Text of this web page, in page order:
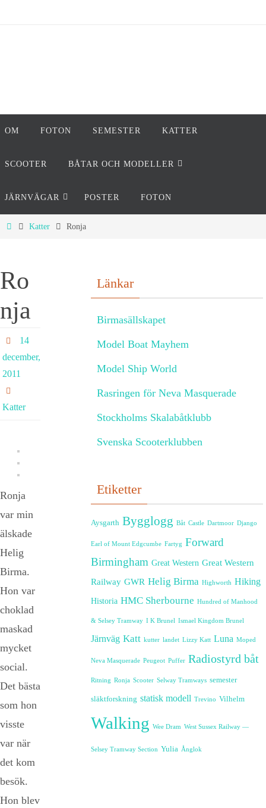
till
OM FOTON SEMESTER KATTER
SCOOTER BÅTAR OCH MODELLER
JÄRNVÄGAR POSTER FOTON
HomeKatter Ronja
Ro
nja
14
december,
2011
Katter
Ronja
var min
älskade
Helig
Birma.
Hon var
choklad
maskad
mycket
social.
Det bästa
som hon
visste
var när
det kom
besök.
Hon blev
Länkar
Birmasällskapet
Model Boat Mayhem
Model Ship World
Rasringen för Neva Masquerade
Stockholms Skalabåtklubb
Svenska Scooterklubben
Etiketter
Aysgarth Bygglogg Båt Castle Dartmoor Django
Earl of Mount Edgcumbe Fartyg Forward
Birmingham Great Western Great Western
Railway GWR Helig Birma Highworth Hiking
Historia HMC Sherbourne Hundred of Manhood
& Selsey Tramway I K Brunel Ismael Kingdom Brunel
Järnväg Katt kutter landet Lizzy Katt Luna Moped
Neva Masquerade Peugeot Puffer Radiostyrd båt
Ritning Ronja Scooter Selway Tramways semester
släktforskning statisk modell Trevino Vilhelm
Walking Wee Dram West Sussex Railway —
Selsey Tramway Section Yulia Ånglok